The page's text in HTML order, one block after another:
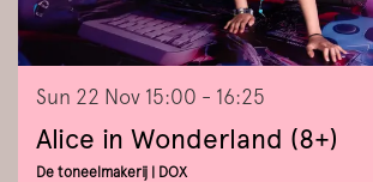
Alice in Wonderland (8+)
De toneelmakerij | DOX
Sun 22 Nov 15:00 - 16:25